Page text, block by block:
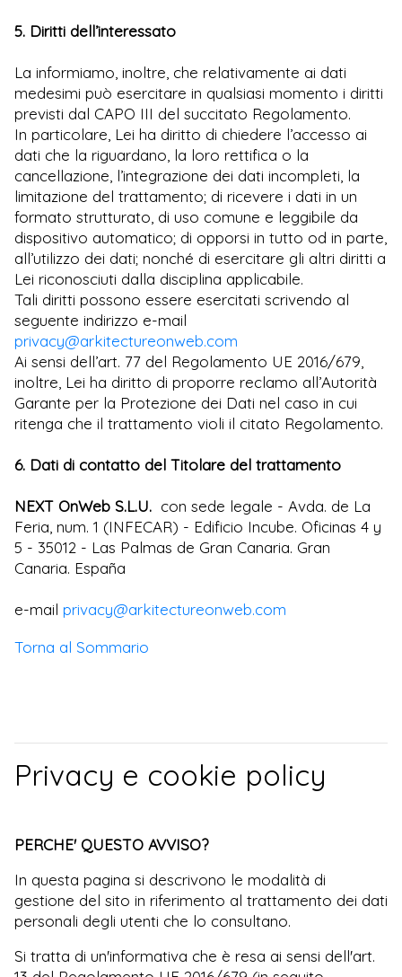
5. Diritti dell’interessato
La informiamo, inoltre, che relativamente ai dati
medesimi può esercitare in qualsiasi momento i diritti
previsti dal CAPO III del succitato Regolamento.
In particolare, Lei ha diritto di chiedere l’accesso ai
dati che la riguardano, la loro rettifica o la
cancellazione, l’integrazione dei dati incompleti, la
limitazione del trattamento; di ricevere i dati in un
formato strutturato, di uso comune e leggibile da
dispositivo automatico; di opporsi in tutto od in parte,
all’utilizzo dei dati; nonché di esercitare gli altri diritti a
Lei riconosciuti dalla disciplina applicabile.
Tali diritti possono essere esercitati scrivendo al
seguente indirizzo e-mail
privacy@arkitectureonweb.com
Ai sensi dell’art. 77 del Regolamento UE 2016/679,
inoltre, Lei ha diritto di proporre reclamo all’Autorità
Garante per la Protezione dei Dati nel caso in cui
ritenga che il trattamento violi il citato Regolamento.
6. Dati di contatto del Titolare del trattamento
NEXT OnWeb S.L.U. con sede legale - Avda. de La
Feria, num. 1 (INFECAR) - Edificio Incube. Oficinas 4 y
5 - 35012 - Las Palmas de Gran Canaria. Gran
Canaria. España
e-mail privacy@arkitectureonweb.com
Torna al Sommario
Privacy e cookie policy
PERCHE' QUESTO AVVISO?
In questa pagina si descrivono le modalità di
gestione del sito in riferimento al trattamento dei dati
personali degli utenti che lo consultano.
Si tratta di un'informativa che è resa ai sensi dell'art.